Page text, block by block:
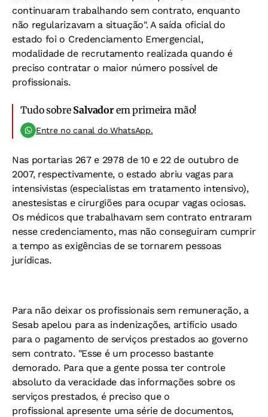
continuaram trabalhando sem contrato, enquanto
não regularizavam a situação". A saída oficial do
estado foi o Credenciamento Emergencial,
modalidade de recrutamento realizada quando é
preciso contratar o maior número possível de
profissionais.
Tudo sobre Salvadorem primeira mão!
Entre no canal do WhatsApp.
Nas portarias 267 e 2978 de 10 e 22 de outubro de
2007, respectivamente, o estado abriu vagas para
intensivistas (especialistas em tratamento intensivo),
anestesistas e cirurgiões para ocupar vagas ociosas.
Os médicos que trabalhavam sem contrato entraram
nesse credenciamento, mas não conseguiram cumprir
a tempo as exigências de se tornarem pessoas
jurídicas.
Para não deixar os profissionais sem remuneração, a
Sesab apelou para as indenizações, artifício usado
para o pagamento de serviços prestados ao governo
sem contrato. "Esse é um processo bastante
demorado. Para que a gente possa ter controle
absoluto da veracidade das informações sobre os
serviços prestados, é preciso que o
profissional apresente uma série de documentos,